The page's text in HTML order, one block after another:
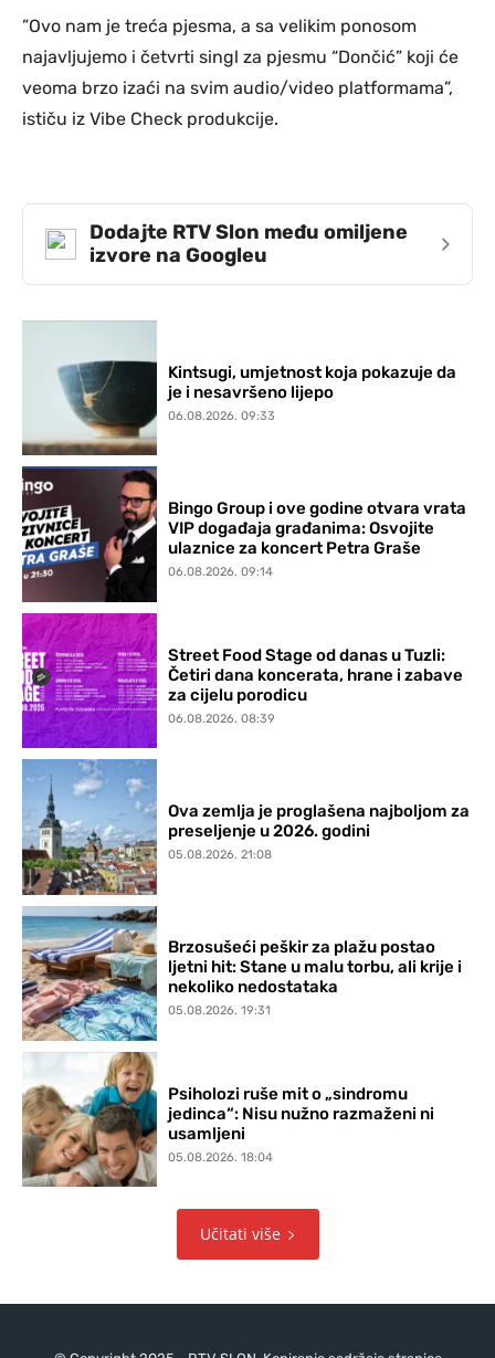
”Ovo nam je treća pjesma, a sa velikim ponosom
najavljujemo i četvrti singl za pjesmu “Dončić” koji će
veoma brzo izaći na svim audio/video platformama”,
ističu iz Vibe Check produkcije.
Dodajte RTV Slon među omiljene
izvore na Googleu
›
Kintsugi, umjetnost koja pokazuje da
je i nesavršeno lijepo
06.08.2026. 09:33
Bingo Group i ove godine otvara vrata
VIP događaja građanima: Osvojite
ulaznice za koncert Petra Graše
06.08.2026. 09:14
Street Food Stage od danas u Tuzli:
Četiri dana koncerata, hrane i zabave
za cijelu porodicu
06.08.2026. 08:39
Ova zemlja je proglašena najboljom za
preseljenje u 2026. godini
05.08.2026. 21:08
Brzosušeći peškir za plažu postao
ljetni hit: Stane u malu torbu, ali krije i
nekoliko nedostataka
05.08.2026. 19:31
Psiholozi ruše mit o „sindromu
jedinca“: Nisu nužno razmaženi ni
usamljeni
05.08.2026. 18:04
Učitati više